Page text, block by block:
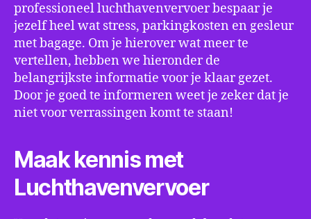
professioneel luchthavenvervoer bespaar je
jezelf heel wat stress, parkingkosten en gesleur
met bagage. Om je hierover wat meer te
vertellen, hebben we hieronder de
belangrijkste informatie voor je klaar gezet.
Door je goed te informeren weet je zeker dat je
niet voor verrassingen komt te staan!
Maak kennis met
Luchthavenvervoer